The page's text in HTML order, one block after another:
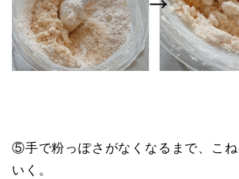
⑤手で粉っぽさがなくなるまで、こね
いく。